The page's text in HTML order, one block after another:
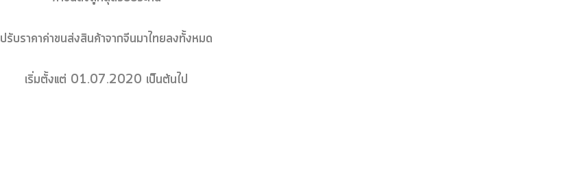
ปรับราคาค่าขนส่งสินค้าจากจีนมาไทยลงทั้งหมด
เริ่มตั้งแต่ 01.07.2020 เป็นต้นไป